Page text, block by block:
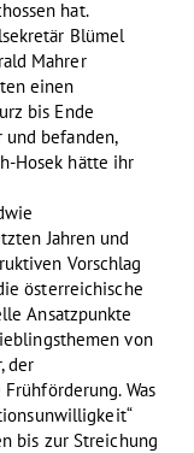
hat.
Blümel
Mahrer
einen
bis Ende
und befanden,
Hosek hätte ihr
Jahren und
Vorschlag
österreichische
Ansatzpunkte
von
der
Was
bis zur Streichung